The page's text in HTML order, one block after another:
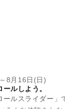
8月16日(日)
ルしよう。
ールスライダー」